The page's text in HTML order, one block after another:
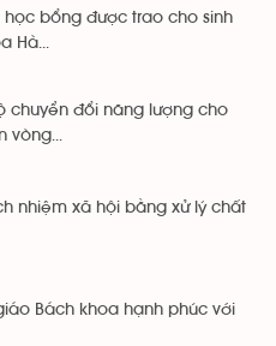
học bổng được trao cho sinh
Hà...
chuyển đổi năng lượng cho
vòng...
nhiệm xã hội bằng xử lý chất
Bách khoa hạnh phúc với